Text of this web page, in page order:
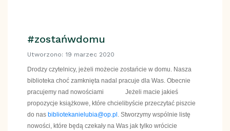
#zostańwdomu
Utworzono: 19 marzec 2020
Drodzy czytelnicy, jeżeli możecie zostańcie w domu. Nasza
biblioteka choć zamknięta nadal pracuje dla Was. Obecnie
pracujemy nad nowościami
Jeżeli macie jakieś
propozycje książkowe, które chcielibyście przeczytać piszcie
do nas bibliotekanielubia@op.pl . Stworzymy wspólnie listę
nowości, które będą czekały na Was jak tylko wrócicie